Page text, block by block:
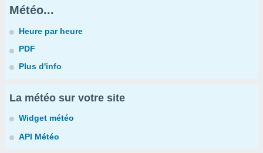
Météo...
Heure par heure
PDF
Plus d'info
La météo sur votre site
Widget météo
API Météo